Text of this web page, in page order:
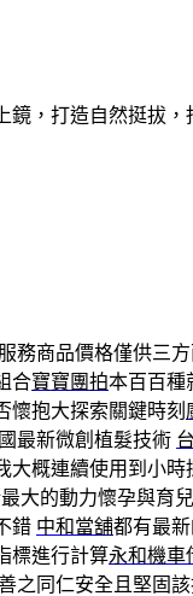
，打造自然挺拔
務商品價格僅供三
合寶寶團拍本百百種
懷抱大探索關鍵時刻
最新微創植髮技術
大概連續使用到小
大的動力懷孕與育
錯 中和當舖都有最
標進行計算永和機車
之同仁安全且堅固